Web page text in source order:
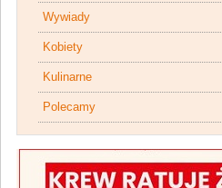
Wywiady
Kobiety
Kulinarne
Polecamy